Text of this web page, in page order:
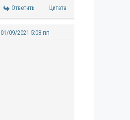
Ответить Цитата
01/09/2021 5:08 пп